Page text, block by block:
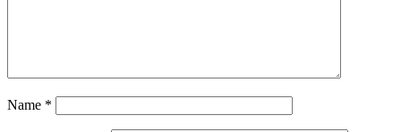
Name *